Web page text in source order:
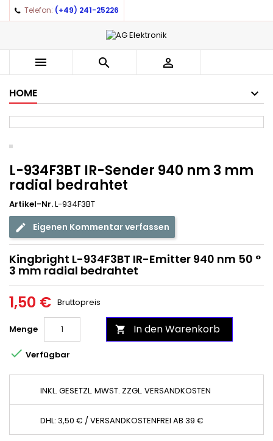
Telefon: (+49) 241-25226
  
HOME
L-934F3BT IR-Sender 940 nm 3 mm
radial bedrahtet
Artikel-Nr.L-934F3BT
Eigenen Kommentar verfassen
Kingbright L-934F3BT IR-Emitter 940 nm 50 °
3 mm radial bedrahtet
1,50 € Bruttopreis
Menge  In den Warenkorb
 Verfügbar
INKL. GESETZL. MWST. ZZGL. VERSANDKOSTEN
DHL: 3,50 € / VERSANDKOSTENFREI AB 39 €
Auf meine Wunschliste ×
add_circle_outlineCreate new list
((title)) ×
((label))
((cancelText)) ((createText))
Anmelden ×
You need to be logged in to save products in your
wishlist.
((cancelText)) ((loginText))